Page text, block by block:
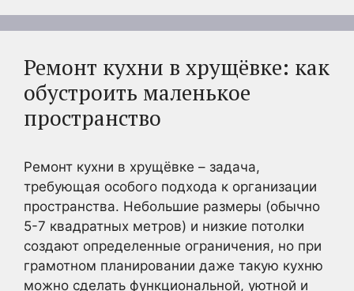
Ремонт кухни в хрущёвке: как
обустроить маленькое
пространство
Ремонт кухни в хрущёвке – задача,
требующая особого подхода к организации
пространства. Небольшие размеры (обычно
5-7 квадратных метров) и низкие потолки
создают определенные ограничения, но при
грамотном планировании даже такую кухню
можно сделать функциональной, уютной и